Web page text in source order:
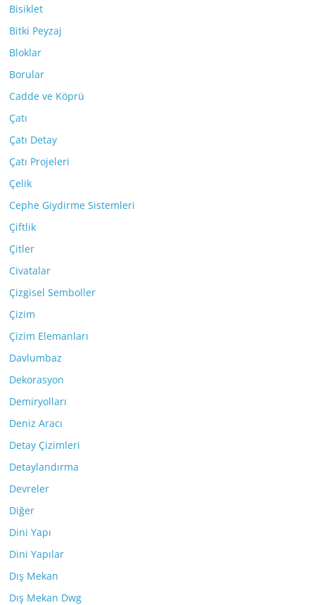
Bisiklet
Bitki Peyzaj
Bloklar
Borular
Cadde ve Köprü
Çatı
Çatı Detay
Çatı Projeleri
Çelik
Cephe Giydirme Sistemleri
Çiftlik
Çitler
Civatalar
Çizgisel Semboller
Çizim
Çizim Elemanları
Davlumbaz
Dekorasyon
Demiryolları
Deniz Aracı
Detay Çizimleri
Detaylandırma
Devreler
Diğer
Dini Yapı
Dini Yapılar
Dış Mekan
Dış Mekan Dwg